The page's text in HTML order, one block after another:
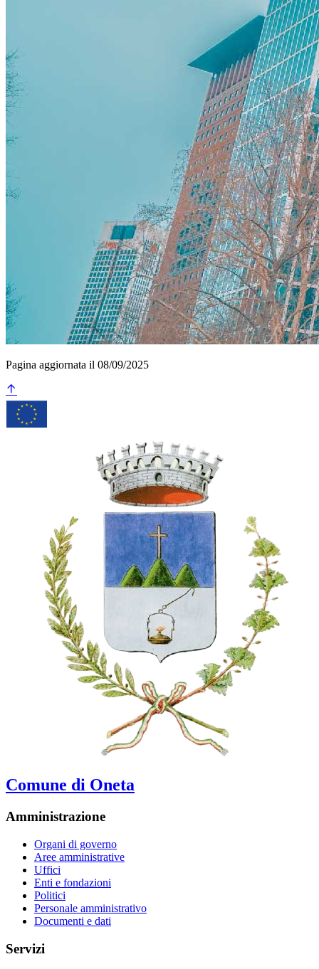
Pagina aggiornata il 08/09/2025
Comune di Oneta
Amministrazione
Organi di governo
Aree amministrative
Uffici
Enti e fondazioni
Politici
Personale amministrativo
Documenti e dati
Servizi